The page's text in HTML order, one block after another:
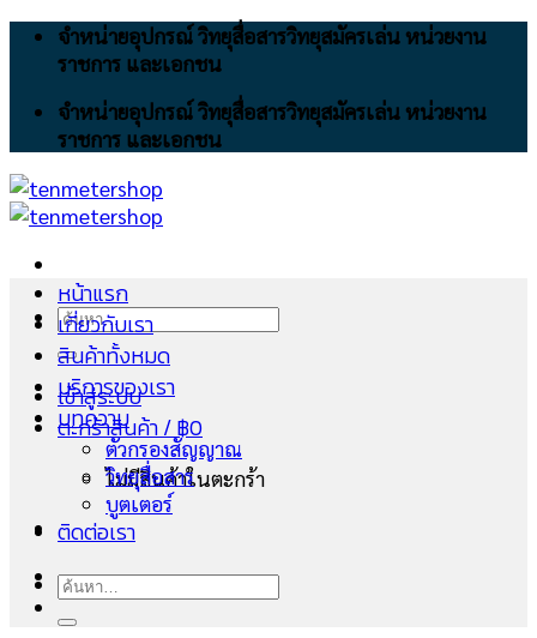
Skip
จำหน่ายอุปกรณ์ วิทยุสื่อสารวิทยุสมัครเล่น หน่วยงาน
ราชการ และเอกชน
จำหน่ายอุปกรณ์ วิทยุสื่อสารวิทยุสมัครเล่น หน่วยงาน
ราชการ และเอกชน
ค้นหา:
เข้าสู่ระบบ
ตะกร้าสินค้า /฿0
ไม่มีสินค้าในตะกร้า
หน้าแรก
เกี่ยวกับเรา
สินค้าทั้งหมด
บริการของเรา
บทความ
ตัวกรองสัญญาณ
วิทยุสื่อสาร
บูตเตอร์
ติดต่อเรา
ค้นหา: